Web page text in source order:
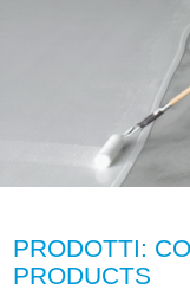
PRODOTTI:
PRODUCTS